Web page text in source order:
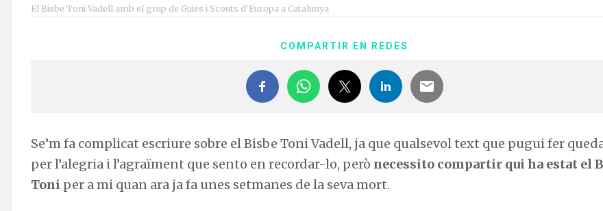
El Bisbe Toni Vadell amb el grup de Guies i Scouts d'Europa a Catalunya
COMPARTIR EN REDES
Se’m fa complicat escriure sobre el Bisbe Toni Vadell, ja que qualsevol text que pugui fer
per l’alegria i l’agraïment que sento en recordar-lo, però necessito compartir qui ha estat el
Toni per a mi quan ara ja fa unes setmanes de la seva mort.